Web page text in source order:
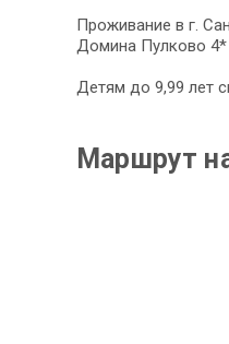
Проживание в г.
Домина Пулково 4*
Детям до 9,99 лет
Маршрут